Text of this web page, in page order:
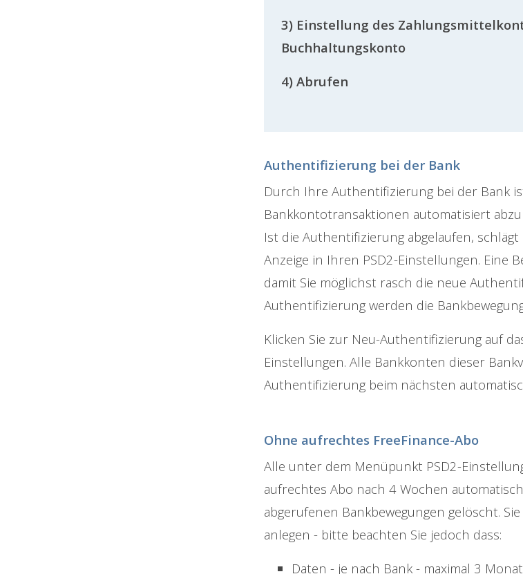
3) Einstellung des
Buchhaltungskonto
4) Abrufen
Authentifizierung bei der Bank
Durch Ihre Authentifizierung bei der Bank
Bankkontotransaktionen automatisiert
Ist die Authentifizierung abgelaufen,
Anzeige in Ihren PSD2-Einstellungen. Eine
damit Sie möglichst rasch die neue
Authentifizierung werden die
Klicken Sie zur Neu-Authentifizierung auf
Einstellungen. Alle Bankkonten dieser
Authentifizierung beim nächsten
Ohne aufrechtes FreeFinance-Abo
Alle unter dem Menüpunkt PSD2-
aufrechtes Abo nach 4 Wochen
abgerufenen Bankbewegungen gelöscht.
anlegen - bitte beachten Sie jedoch dass:
Daten - je nach Bank - maximal 3